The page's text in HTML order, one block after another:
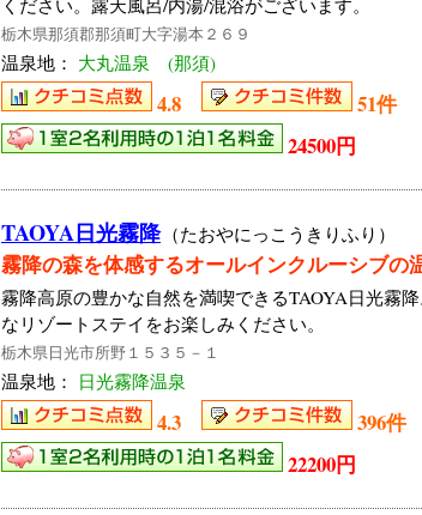
ください。露天風呂/内湯/混浴がございます。
栃木県那須郡那須町大字湯本２６９
温泉地： 大丸温泉 (那須)
4.8
51件
24500円
TAOYA日光霧降 （たおやにっこうきりふり）
霧降の森を体感するオールインクルーシブの
霧降高原の豊かな自然を満喫できるTAOYA日光霧
なリゾートステイをお楽しみください。
栃木県日光市所野１５３５－１
温泉地： 日光霧降温泉
4.3
396件
22200円